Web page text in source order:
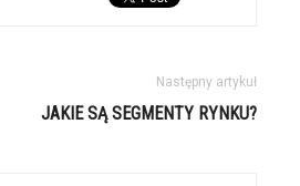
Następny artykuł
JAKIE SĄ SEGMENTY RYNKU?